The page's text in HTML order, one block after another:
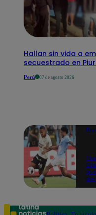
Hallan sin vida a
secuestrado en
Perú 07 de agosto 2026